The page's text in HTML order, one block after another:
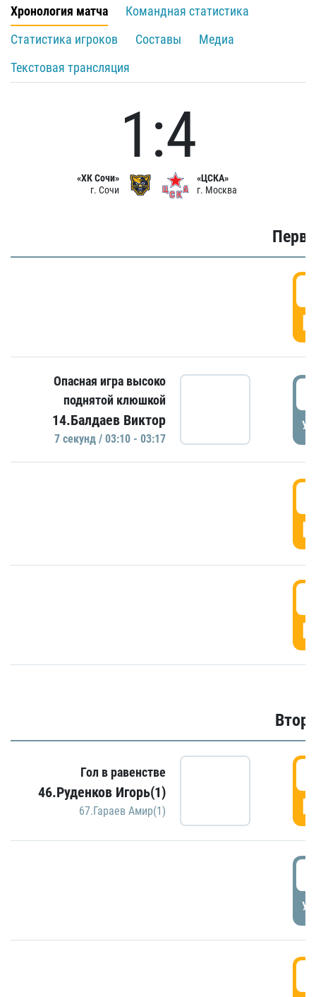
Хронология матча
Командная статистика
Статистика игроков
Составы
Медиа
Текстовая трансляция
«ХК Сочи»
г. Сочи
1:4
«ЦСКА»
г. Москва
Опасная игра высоко
поднятой клюшкой
14.Балдаев Виктор
7 секунд / 03:10 - 03:17
Гол в равенстве
46.Руденков Игорь(1)
67.Гараев Амир(1)